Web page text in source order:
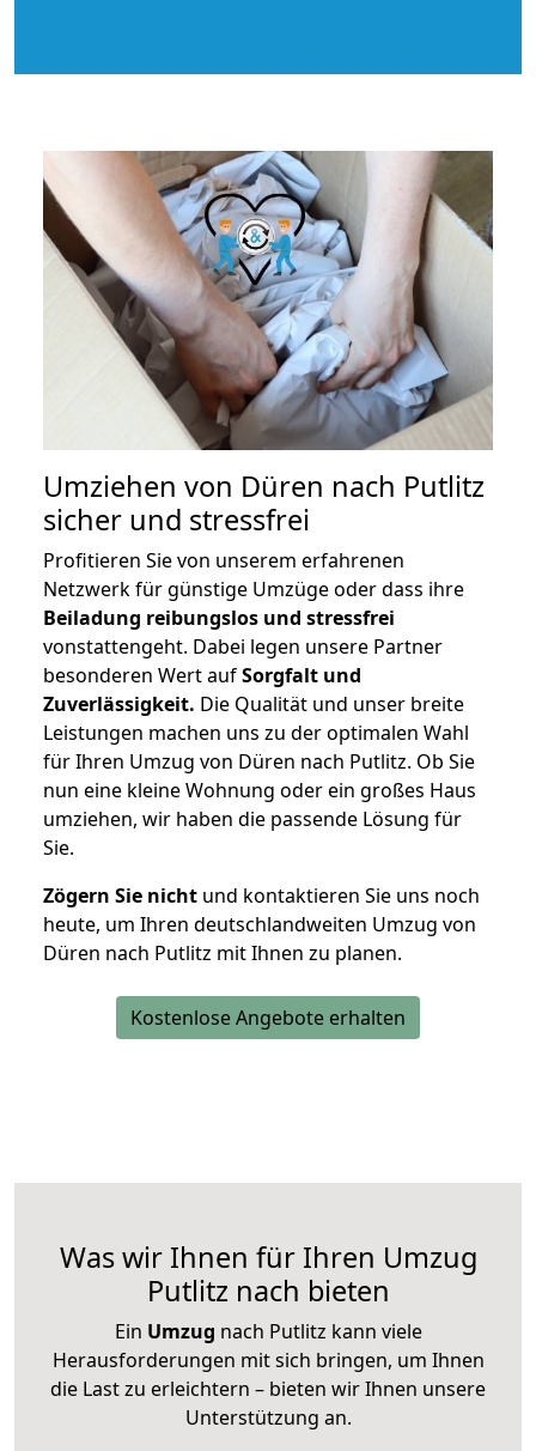
Umziehen von Düren nach Putlitz
sicher und stressfrei
Profitieren Sie von unserem erfahrenen
Netzwerk für günstige Umzüge oder dass ihre
Beiladung reibungslos und stressfrei
vonstattengeht. Dabei legen unsere Partner
besonderen Wert aufSorgfalt und
Zuverlässigkeit. Die Qualität und unser breite
Leistungen machen uns zu der optimalen Wahl
für Ihren Umzug von Düren nach Putlitz. Ob Sie
nun eine kleine Wohnung oder ein großes Haus
umziehen, wir haben die passende Lösung für
Sie.
Zögern Sie nicht und kontaktieren Sie uns noch
heute, um Ihren deutschlandweiten Umzug von
Düren nach Putlitz mit Ihnen zu planen.
Kostenlose Angebote erhalten
Was wir Ihnen für Ihren Umzug
Putlitz nach bieten
Ein Umzug nach Putlitz kann viele
Herausforderungen mit sich bringen, um Ihnen
die Last zu erleichtern – bieten wir Ihnen unsere
Unterstützung an.